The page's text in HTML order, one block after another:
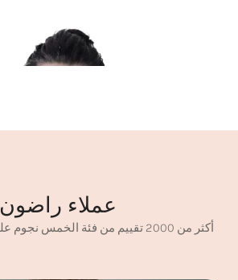
عملاء راضون
أكثر من 2000 تقييم من فئة الخمس نجوم على موقع بوكاديريكت.